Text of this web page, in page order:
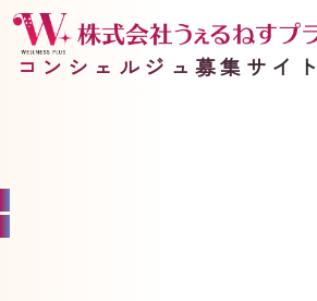
コンシェルジュ募集サイト